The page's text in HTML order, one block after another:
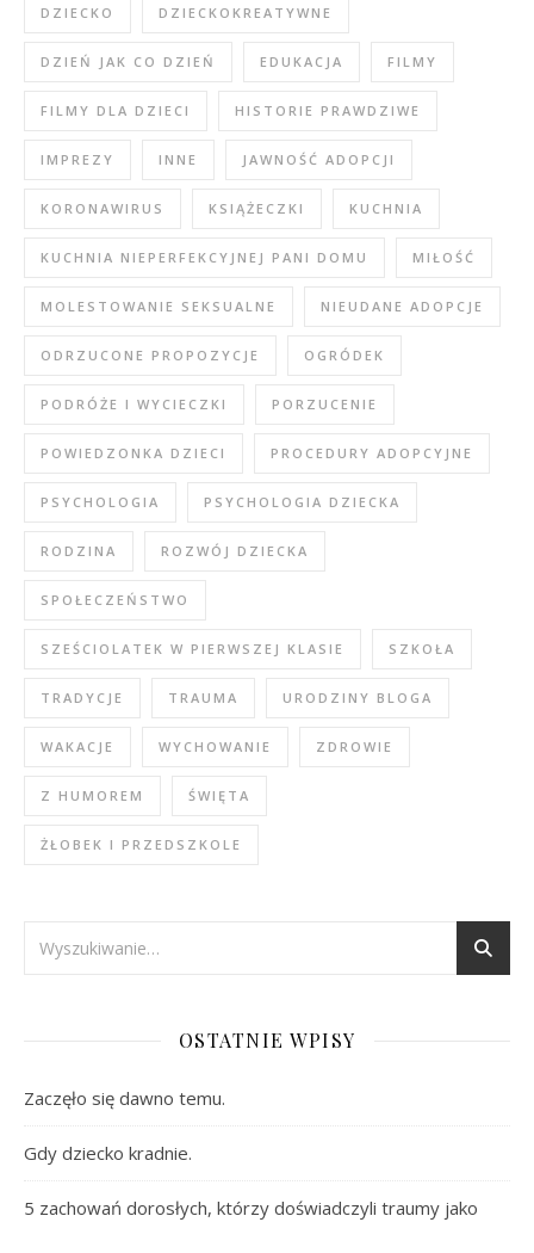
DZIECKO DZIECKOKREATYWNE
DZIEŃ JAK CO DZIEŃ EDUKACJA FILMY
FILMY DLA DZIECI HISTORIE PRAWDZIWE
IMPREZY INNE JAWNOŚĆ ADOPCJI
KORONAWIRUS KSIĄŻECZKI KUCHNIA
KUCHNIA NIEPERFEKCYJNEJ PANI DOMU MIŁOŚĆ
MOLESTOWANIE SEKSUALNE NIEUDANE ADOPCJE
ODRZUCONE PROPOZYCJE OGRÓDEK
PODRÓŻE I WYCIECZKI PORZUCENIE
POWIEDZONKA DZIECI PROCEDURY ADOPCYJNE
PSYCHOLOGIA PSYCHOLOGIA DZIECKA
RODZINA ROZWÓJ DZIECKA
SPOŁECZEŃSTWO
SZEŚCIOLATEK W PIERWSZEJ KLASIE SZKOŁA
TRADYCJE TRAUMA URODZINY BLOGA
WAKACJE WYCHOWANIE ZDROWIE
Z HUMOREM ŚWIĘTA
ŻŁOBEK I PRZEDSZKOLE
OSTATNIE WPISY
Zaczęło się dawno temu.
Gdy dziecko kradnie.
5 zachowań dorosłych, którzy doświadczyli traumy jako